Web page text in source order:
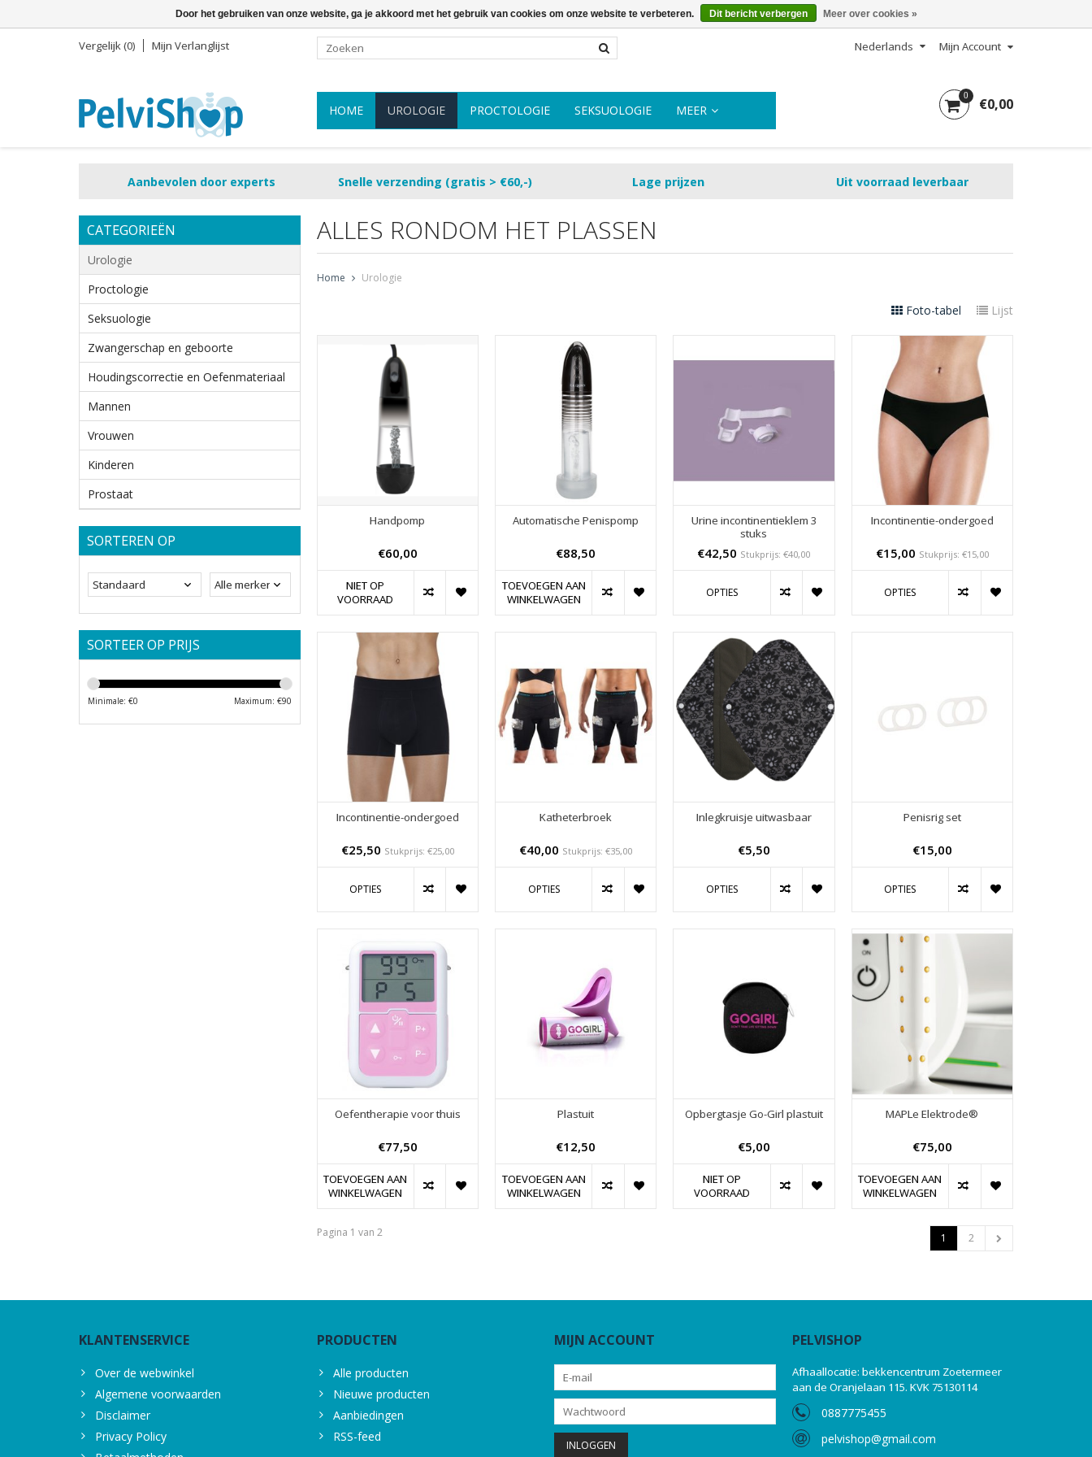
Vergelijk (0) Mijn Verlanglijst Nederlands Mijn Account
HOME UROLOGIE PROCTOLOGIE SEKSUOLOGIE MEER
0 €0,00
Aanbevolen door experts Snelle verzending (gratis > €60,-) Lage prijzen Uit voorraad leverbaar
CATEGORIEËN
Urologie
Proctologie
Seksuologie
Zwangerschap en geboorte
Houdingscorrectie en Oefenmateriaal
Mannen
Vrouwen
Kinderen
Prostaat
SORTEREN OP
SORTEER OP PRIJS
Minimale: €0 Maximum: €90
ALLES RONDOM HET PLASSEN
Home Urologie
Foto-tabel Lijst
Handpomp
€60,00
NIET OP
VOORRAAD
Automatische Penispomp
€88,50
TOEVOEGEN AAN
WINKELWAGEN
Urine incontinentieklem 3
stuks
€42,50 Stukprijs: €40,00
OPTIES
Incontinentie-ondergoed
€15,00 Stukprijs: €15,00
OPTIES
Incontinentie-ondergoed
€25,50 Stukprijs: €25,00
OPTIES
Katheterbroek
€40,00 Stukprijs: €35,00
OPTIES
Inlegkruisje uitwasbaar
€5,50
OPTIES
Penisrig set
€15,00
OPTIES
Oefentherapie voor thuis
€77,50
TOEVOEGEN AAN
WINKELWAGEN
Plastuit
€12,50
TOEVOEGEN AAN
WINKELWAGEN
Opbergtasje Go-Girl plastuit
€5,00
NIET OP
VOORRAAD
MAPLe Elektrode®
€75,00
TOEVOEGEN AAN
WINKELWAGEN
Pagina 1 van 2 1 2
KLANTENSERVICE
Over de webwinkel
Algemene voorwaarden
Disclaimer
Privacy Policy
PRODUCTEN
Alle producten
Nieuwe producten
Aanbiedingen
RSS-feed
MIJN ACCOUNT PELVISHOP
Afhaallocatie: bekkencentrum Zoetermeer
aan de Oranjelaan 115. KVK 75130114
0887775455
pelvishop@gmail.com
Door het gebruiken van onze website, ga je akkoord met het gebruik van cookies om onze website te verbeteren. Dit bericht verbergen Meer over cookies »